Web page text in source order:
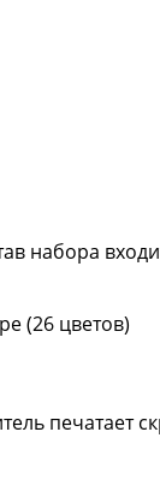
набора
(26 цветов)
печатает